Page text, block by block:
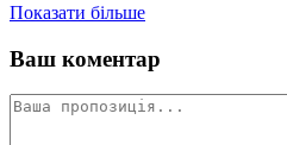
Показати більше
Ваш коментар